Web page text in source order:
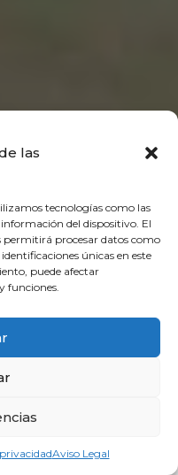
las
tecnologías como las
del dispositivo. El
permitirá procesar datos como
únicas en este
puede afectar
funciones.
Aviso Legal